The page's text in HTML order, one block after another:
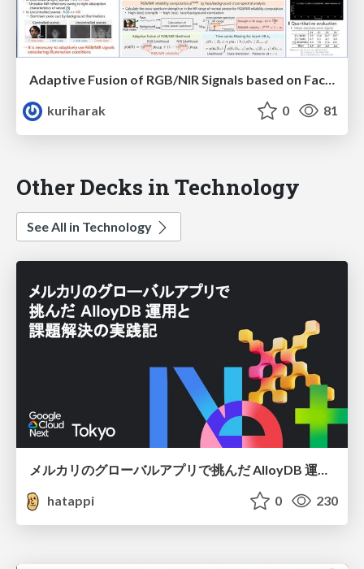
Adaptive Fusion of RGB/NIR Signals based on Face/Background Cross-spectral Analysis for Heart Rate Estimation
kuriharak
0 81
Other Decks in Technology
See All in Technology
hatappi
0 230